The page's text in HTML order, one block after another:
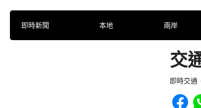
即時新聞 本地 兩岸
交
即時交通
Share to